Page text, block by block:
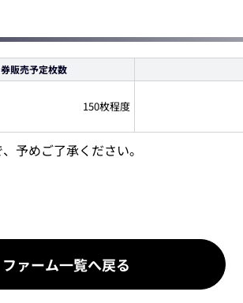
販売予定枚数
150枚程度
予めご了承ください。
ファーム一覧へ戻る